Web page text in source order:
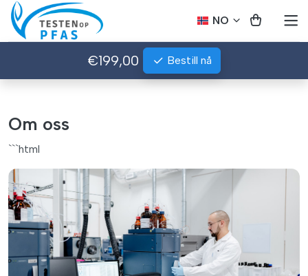
NO
€199,00 Bestill nå
Om oss
```html